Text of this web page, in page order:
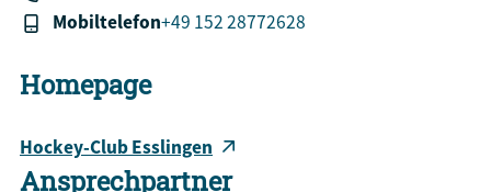
Mobiltelefon+49 152 28772628
Homepage
Hockey-Club Esslingen
Ansprechpartner